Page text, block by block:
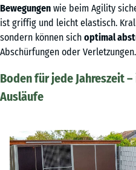
Bewegungen wie beim Agility
ist griffig und leicht elastisch.
sondern können sich optimal
Abschürfungen oder Verletzungen.
Boden für jede Jahreszeit
Ausläufe